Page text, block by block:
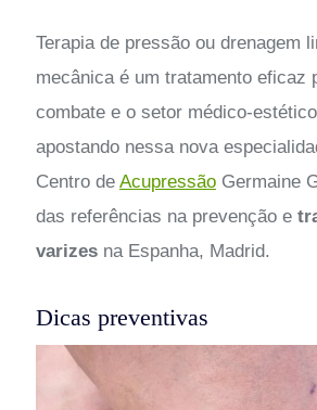
Terapia de pressão ou drenagem
mecânica é um tratamento eficaz
combate e o setor médico-
apostando nessa nova
Centro de AcupressãoGermaine
das referências na prevenção e
varizesna Espanha, Madrid.
Dicas preventivas